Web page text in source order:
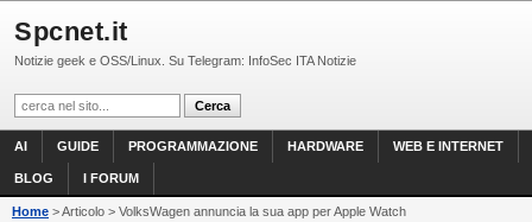
Spcnet.it
Notizie geek e OSS/Linux. Su Telegram: InfoSec ITA Notizie
AI GUIDE PROGRAMMAZIONE HARDWARE WEB E INTERNET
BLOG I FORUM
Home > Articolo > VolksWagen annuncia la sua app per Apple Watch